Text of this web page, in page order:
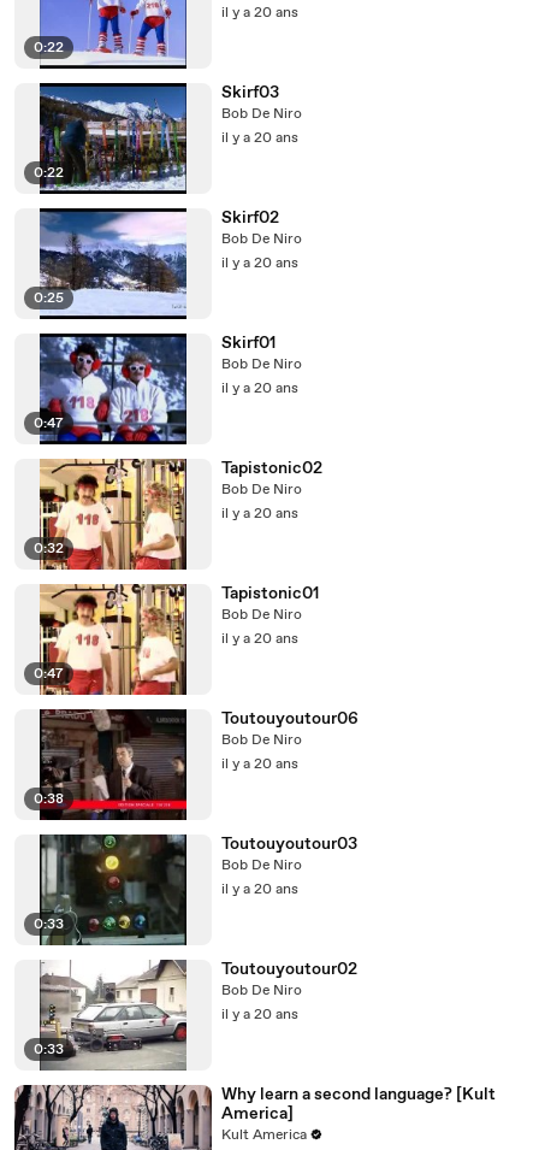
0:22
il y a 20 ans
0:22
Skirf03
Bob De Niro
il y a 20 ans
0:25
Skirf02
Bob De Niro
il y a 20 ans
0:47
Skirf01
Bob De Niro
il y a 20 ans
0:32
Tapistonic02
Bob De Niro
il y a 20 ans
0:47
Tapistonic01
Bob De Niro
il y a 20 ans
0:38
Toutouyoutour06
Bob De Niro
il y a 20 ans
0:33
Toutouyoutour03
Bob De Niro
il y a 20 ans
0:33
Toutouyoutour02
Bob De Niro
il y a 20 ans
Why learn a second language? [Kult
America]
Kult America